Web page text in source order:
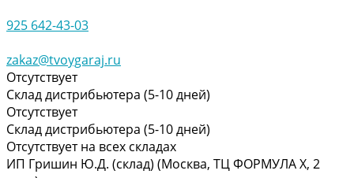
925 642-43-03
zakaz@tvoygaraj.ru
Отсутствует
Склад дистрибьютера (5-10 дней)
Отсутствует
Склад дистрибьютера (5-10 дней)
Отсутствует на всех складах
ИП Гришин Ю.Д. (склад) (Москва, ТЦ ФОРМУЛА Х, 2